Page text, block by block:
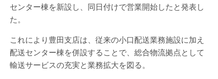
センター棟を新設し、同日付けで営業開始したと発表し
た。
これにより豊田支店は、従来の小口配送業務施設に加え
配送センター棟を併設することで、総合物流拠点として
輸送サービスの充実と業務拡大を図る。